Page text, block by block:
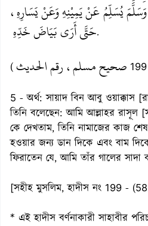
يُسَلِّمُ عَنْ يَمِيْنِهِ وَعَنْ يَسَارِهِ،
حَتَّى أَرَى بَيَاضَ خَدِّهِ.
( صحيح مسلم، رقم الحديث ).
5 - অর্থ: সায়াদ বিন আবু ওয়াক্কাস
তিনি বলেছেন: আমি আল্লাহর রাসূল
কে দেখতাম, তিনি নামাজের কাজ
হওয়ার জন্য ডান দিকে এবং বাম
ফিরাতেন যে, আমি তাঁর গালের
[সহীহ মুসলিম, হাদীস নং 199 -
* এই হাদীস বর্ণনাকারী সাহাবীর